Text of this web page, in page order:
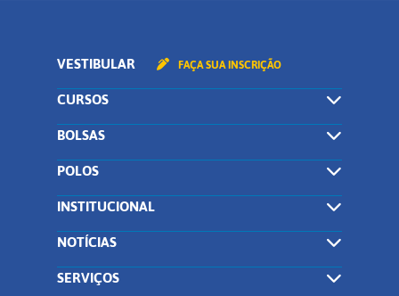
VESTIBULAR FAÇA SUA INSCRIÇÃO
CURSOS
BOLSAS
POLOS
INSTITUCIONAL
NOTÍCIAS
SERVIÇOS